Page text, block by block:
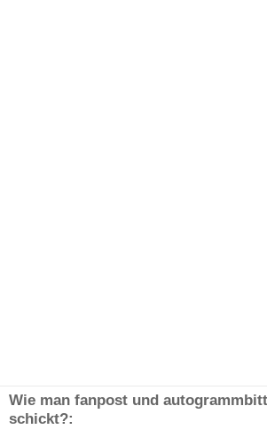
Wie man fanpost und
schickt?: